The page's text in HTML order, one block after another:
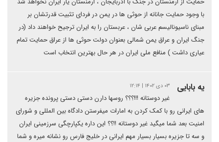
با وجود حمایت جانانه از حوثی ها در یمن در فردای تثبیت قدرتشان بر
مبنای ناسیونالیسم عربی شان ، عربستان را به ایران ترجیح خواهند داد (در
جنگ ایران و عراق یمن شمالی بعنوان دولت حوثی ها از عراق حمایت تمام
عیاری داشت ) منافع ملی ایران در هر حال بهترین انتخاب است
یه بابایی ۰۳ دی ۱۴۰۲ | ۱۲:۱۴
غیر دوستانه !!!؟؟؟ روسها دارن دستی دستی پرونده جزیره
های ایرانی رو با کمک کردن به امارات میفرستن دادگاه بین المللی و شورای
امنیت بعد شما میگید غیر دوستانه !!؟؟ این داره یکپارچگی سرزمینی ایران
و سه تا جزیره بسیار بسیار مهم ایرانی در خلیج فارس رو نشانه میره و شما